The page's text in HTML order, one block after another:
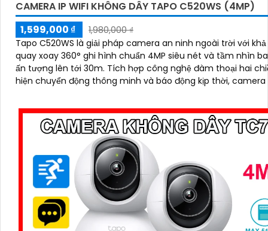
CAMERA IP WIFI KHÔNG DÂY TAPO C520WS (4MP)
1,599,000 ₫
1,980,000 ₫
Tapo C520WS là giải pháp camera an ninh ngoài trời với
quay xoay 360° ghi hình chuẩn 4MP siêu nét và tầm nhìn
ấn tượng lên tới 30m. Tích hợp công nghệ đàm thoại hai chiều, phát
hiện chuyển động thông minh và báo động kịp thời, camera